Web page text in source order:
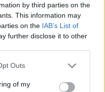
by third parties on the
This information may
on the IAB’s List of
further disclose it to other
Outs
of my
, The Very Beast Of